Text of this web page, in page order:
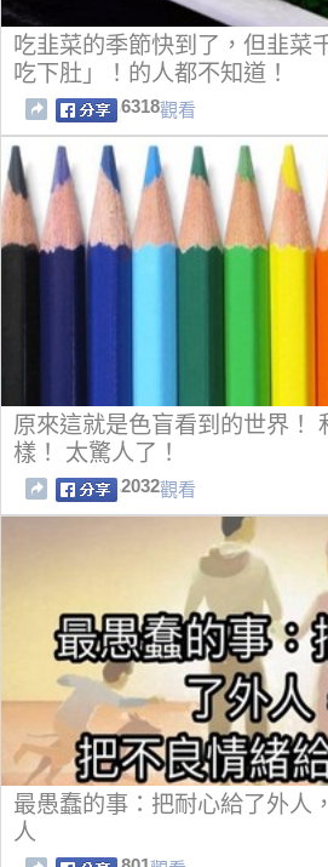
吃韭菜的季節快到了，但韭菜
吃下肚」！的人都不知道！
6318觀看
原來這就是色盲看到的世界！
樣！ 太驚人了！
2032觀看
最愚蠢的事：把耐心給了外人
人